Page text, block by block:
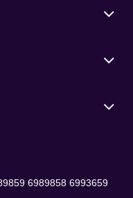
6989858 6993659